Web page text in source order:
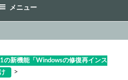
メニュー
の新機能「Windowsの修復再インス
>